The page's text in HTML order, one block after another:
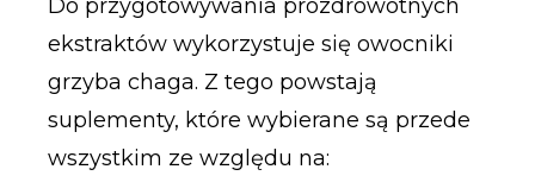
Do przygotowywania prozdrowotnych
ekstraktów wykorzystuje się owocniki
grzyba chaga. Z tego powstają
suplementy, które wybierane są przede
wszystkim ze względu na: